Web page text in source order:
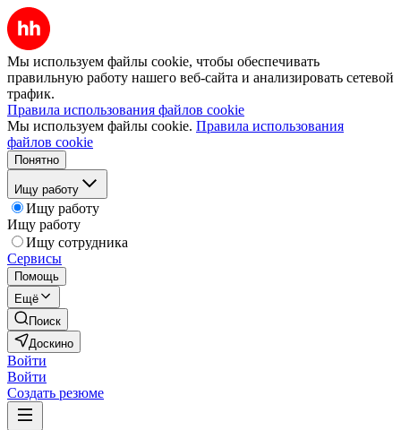
Мы используем файлы cookie, чтобы обеспечивать
правильную работу нашего веб-сайта и анализировать сетевой
трафик.
Правила использования файлов cookie
Мы используем файлы cookie. Правила использования
файлов cookie
Понятно
Ищу работу
Ищу работу
Ищу работу
Ищу сотрудника
Сервисы
Помощь
Ещё
Поиск
Доскино
Войти
Войти
Создать резюме